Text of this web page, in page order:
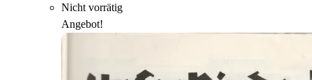
Nicht vorrätig
Angebot!